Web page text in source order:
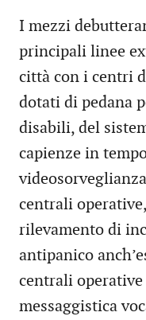
I mezzi
principali linee
città con i centri
dotati di pedana
disabili, del
capienze in
centrali
rilevamento di
antipanico
centrali operative
messaggistica